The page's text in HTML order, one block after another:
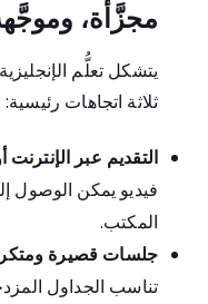
مجزَّأة،
يتشكل تعلُّم
ثلاثة اتجاهات رئيسية:
التقديم عبر الإنترنت
فيديو يمكن الوصول
المكتب.
جلسات قصيرة
تناسب الجداول